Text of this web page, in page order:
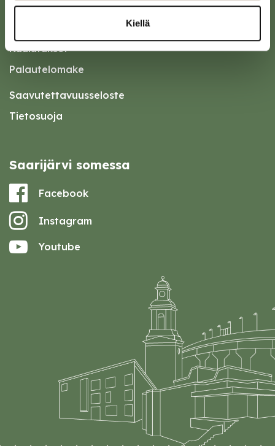
Kiellä
Asiointipiste
Esityslistat ja pöytäkirjat
Kuulutukset
Palautelomake
Saavutettavuusseloste
Tietosuoja
Saarijärvi somessa
Facebook
Instagram
Youtube